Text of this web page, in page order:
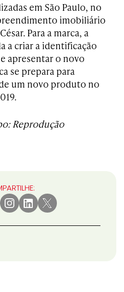
em São Paulo, no
imobiliário
Para a marca, a
a criar a identificação
apresentar o novo
se prepara para
um novo produto no
Reprodução